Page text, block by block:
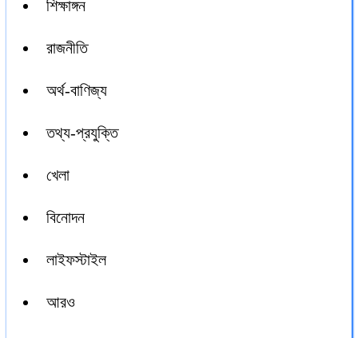
শিক্ষাঙ্গন
রাজনীতি
অর্থ-বাণিজ্য
তথ্য-প্রযুক্তি
খেলা
বিনোদন
লাইফস্টাইল
আরও